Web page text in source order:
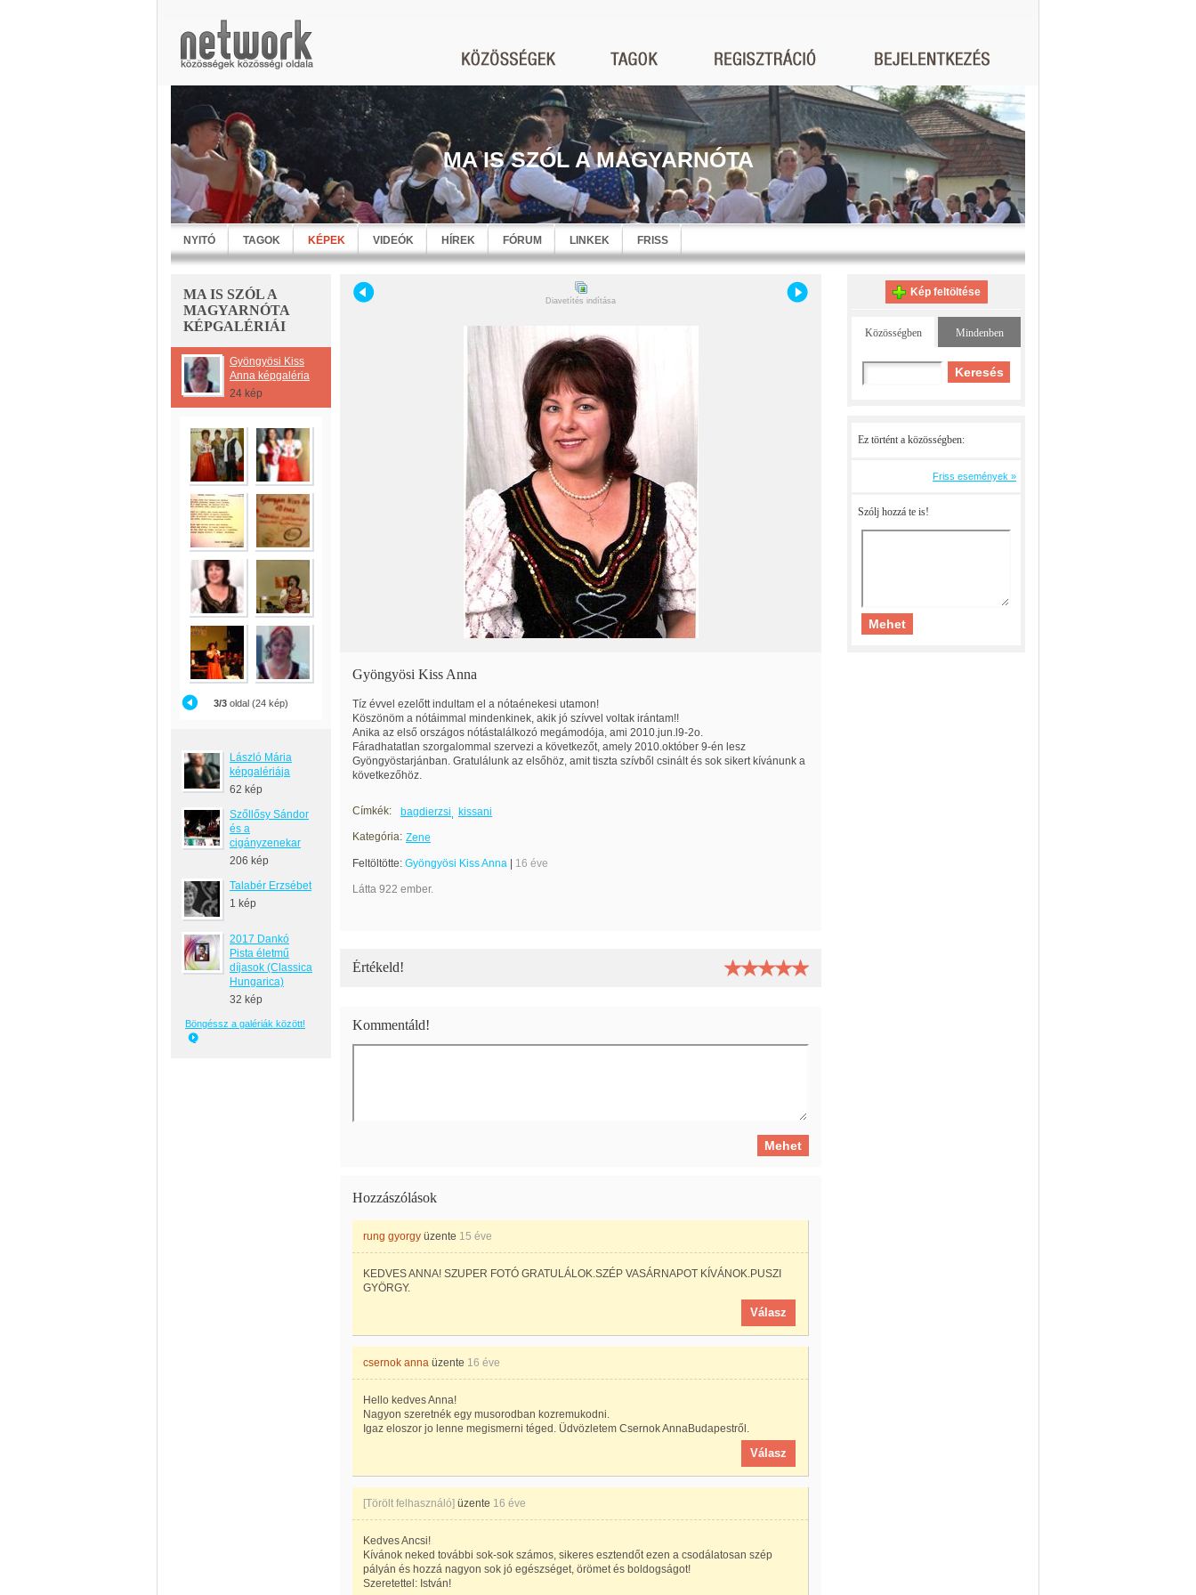
MA IS SZÓL A MAGYARNÓTA
NYITÓ TAGOK KÉPEK VIDEÓK HÍREK FÓRUM LINKEK FRISS
MA IS SZÓL A
MAGYARNÓTA
KÉPGALÉRIÁI
Gyöngyösi Kiss
Anna képgaléria
24 kép
3/3 oldal (24 kép)
László Mária
képgalériája
62 kép
Szőllősy Sándor
és a
cigányzenekar
206 kép
Talabér Erzsébet
1 kép
2017 Dankó
Pista életmű
díjasok (Classica
Hungarica)
32 kép
Böngéssz a galériák között!
Diavetítés indítása
Gyöngyösi Kiss Anna
Tíz évvel ezelőtt indultam el a nótaénekesi utamon!
Köszönöm a nótáimmal mindenkinek, akik jó szívvel voltak irántam!!
Anika az első országos nótástalálkozó megámodója, ami 2010.jun.l9-2o.
Fáradhatatlan szorgalommal szervezi a következőt, amely 2010.október 9-én lesz
Gyöngyöstarjánban. Gratulálunk az elsőhöz, amit tiszta szívből csinált és sok sikert kívánunk a
következőhöz.
Címkék: bagdierzsi
kissani
Kategória: Zene
Feltöltötte: Gyöngyösi Kiss Anna 16 éve
Látta 922 ember.
Értékeld!
Kommentáld!
Hozzászólások
rung gyorgy üzente 15 éve
KEDVES ANNA! SZUPER FOTÓ GRATULÁLOK.SZÉP VASÁRNAPOT KÍVÁNOK.PUSZI
GYÖRGY.
Válasz
csernok anna üzente 16 éve
Hello kedves Anna!
Nagyon szeretnék egy musorodban kozremukodni.
Igaz eloszor jo lenne megismerni téged. Üdvözletem Csernok AnnaBudapestről.
Válasz
[Törölt felhasználó] üzente 16 éve
Kedves Ancsi!
Kívánok neked további sok-sok számos, sikeres esztendőt ezen a csodálatosan szép
pályán és hozzá nagyon sok jó egészséget, örömet és boldogságot!
Szeretettel: István!
Kép feltöltése
Közösségben Mindenben
Ez történt a közösségben:
Friss események »
Szólj hozzá te is!